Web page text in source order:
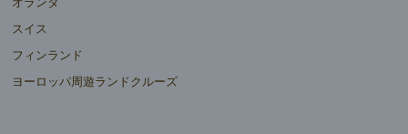
スイス
フィンランド
ヨーロッパ周遊ランドクルーズ